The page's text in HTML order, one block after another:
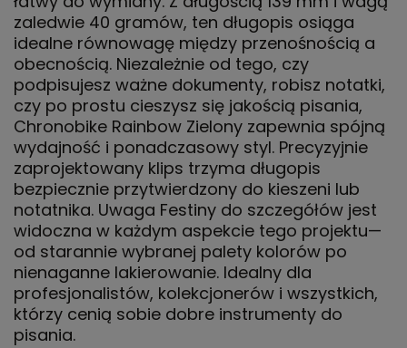
zaledwie 40 gramów, ten długopis osiąga
idealne równowagę między przenośnością a
obecnością. Niezależnie od tego, czy
podpisujesz ważne dokumenty, robisz notatki,
czy po prostu cieszysz się jakością pisania,
Chronobike Rainbow Zielony zapewnia spójną
wydajność i ponadczasowy styl. Precyzyjnie
zaprojektowany klips trzyma długopis
bezpiecznie przytwierdzony do kieszeni lub
notatnika. Uwaga Festiny do szczegółów jest
widoczna w każdym aspekcie tego projektu—
od starannie wybranej palety kolorów po
nienaganne lakierowanie. Idealny dla
profesjonalistów, kolekcjonerów i wszystkich,
którzy cenią sobie dobre instrumenty do
pisania.